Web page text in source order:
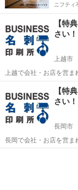
ニフティ
【特
さい
上越市
上越で会社・お店を営まれている方へ 印刷
【BUSINESS名刺印刷
業の代表者様 大歓迎！ 名刺・ショップカード・ポイントカー
ド、、、 印刷...
その
【特
さい
長岡市
長岡で会社・お店を営まれている方へ 印刷
【BUSINESS名刺印刷